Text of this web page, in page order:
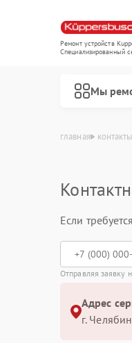
Ремонт устройств
Специализированный
Мы
главная контакты
Если
Отправляя заявку
Адрес
г.